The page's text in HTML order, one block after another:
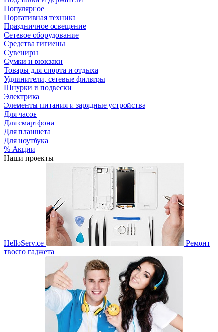
Популярное
Портативная техника
Праздничное освещение
Сетевое оборудование
Средства гигиены
Сувениры
Сумки и рюкзаки
Товары для спорта и отдыха
Удлинители, сетевые фильтры
Шнурки и подвески
Электрика
Элементы питания и зарядные устройства
Для часов
Для смартфона
Для планшета
Для ноутбука
% Акции
Наши проекты
HelloService
Ремонт
твоего гаджета